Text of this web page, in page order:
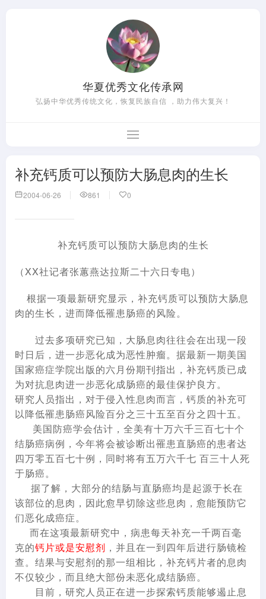
华夏优秀文化传承网
弘扬中华优秀传统文化，恢复民族自信 ，助力伟大复兴！
补充钙质可以预防大肠息肉的生长
2004-06-26 861 0
补充钙质可以预防大肠息肉的生长
（XX社记者张蕙燕达拉斯二十六日专电）
根据一项最新研究显示，补充钙质可以预防大肠息
肉的生长，进而降低罹患肠癌的风险。
过去多项研究已知，大肠息肉往往会在出现一段
时日后，进一步恶化成为恶性肿瘤。据最新一期美国
国家癌症学院出版的六月份期刊指出，补充钙质已成
为对抗息肉进一步恶化成肠癌的最佳保护良方。
研究人员指出，对于侵入性息肉而言，钙质的补充可
以降低罹患肠癌风险百分之三十五至百分之四十五。
美国防癌学会估计，全美有十万六千三百七十个
结肠癌病例，今年将会被诊断出罹患直肠癌的患者达
四万零五百七十例，同时将有五万六千七 百三十人死
于肠癌。
据了解，大部分的结肠与直肠癌均是起源于长在
该部位的息肉，因此愈早切除这些息肉，愈能预防它
们恶化成癌症。
而在这项最新研究中，病患每天补充一千两百毫
克的钙片或是安慰剂 ，并且在一到四年后进行肠镜检
查。结果与安慰剂的那一组相比，补充钙片者的息肉
不仅较少，而且绝大部份未恶化成结肠癌。
目前，研究人员正在进一步探索钙质能够遏止息